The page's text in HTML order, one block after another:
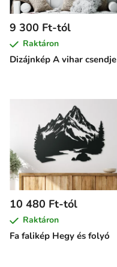
Dizájnkép A vihar csendje
9 300 Ft-tól
Raktáron
Fa falikép Hegy és folyó
10 480 Ft-tól
Raktáron